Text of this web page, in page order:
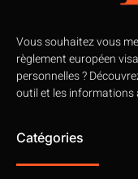
Vous souhaitez vous
règlement européen
personnelles ?
outil et les informations
Catégories